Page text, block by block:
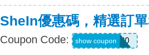
SheIn優惠碼，精選訂
Coupon Code: AFFCOS30
show coupon